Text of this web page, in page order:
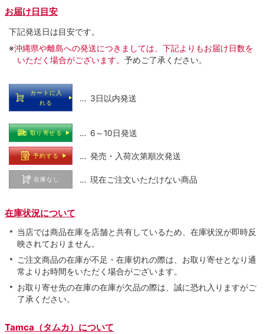
お届け日目安
下記発送日は目安です。
※沖縄県や離島への発送につきましては、下記よりもお届け日数を
いただく場合がございます。 予めご了承ください。
カートに入
れる
… 3日以内発送
取り寄せる … 6～10日発送
予約する … 発売・入荷次第順次発送
在庫なし … 現在ご注文いただけない商品
在庫状況について
当店では商品在庫を店舗と共有しているため、在庫状況が即時反
映されておりません。
ご注文商品の在庫が不足・在庫切れの際は、お取り寄せとなり通
常よりお時間をいただく場合がございます。
お取り寄せ先の在庫の在庫が欠品の際は、誠に恐れ入りますがご
了承ください。
Tamca（タムカ）について